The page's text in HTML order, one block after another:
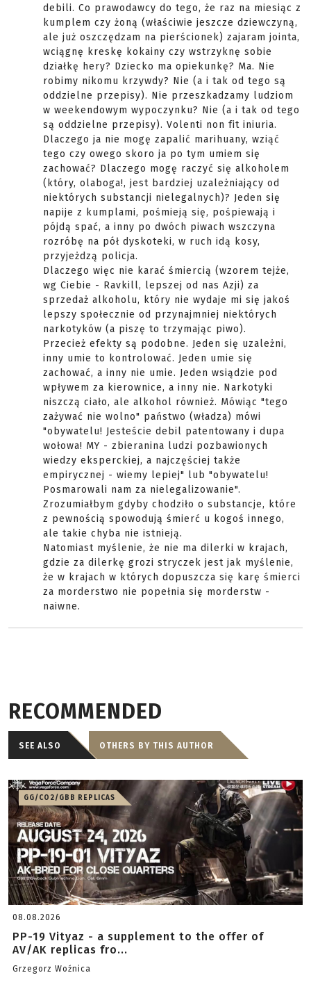
debili. Co prawodawcy do tego, że raz na miesiąc z
kumplem czy żoną (właściwie jeszcze dziewczyną,
ale już oszczędzam na pierścionek) zajaram jointa,
wciągnę kreskę kokainy czy wstrzyknę sobie
działkę hery? Dziecko ma opiekunkę? Ma. Nie
robimy nikomu krzywdy? Nie (a i tak od tego są
oddzielne przepisy). Nie przeszkadzamy ludziom
w weekendowym wypoczynku? Nie (a i tak od tego
są oddzielne przepisy). Volenti non fit iniuria.
Dlaczego ja nie mogę zapalić marihuany, wziąć
tego czy owego skoro ja po tym umiem się
zachować? Dlaczego mogę raczyć się alkoholem
(który, olaboga!, jest bardziej uzależniający od
niektórych substancji nielegalnych)? Jeden się
napije z kumplami, pośmieją się, pośpiewają i
pójdą spać, a inny po dwóch piwach wszczyna
rozróbę na pół dyskoteki, w ruch idą kosy,
przyjeżdzą policja.
Dlaczego więc nie karać śmiercią (wzorem tejże,
wg Ciebie - Ravkill, lepszej od nas Azji) za
sprzedaż alkoholu, który nie wydaje mi się jakoś
lepszy społecznie od przynajmniej niektórych
narkotyków (a piszę to trzymając piwo).
Przecież efekty są podobne. Jeden się uzależni,
inny umie to kontrolować. Jeden umie się
zachować, a inny nie umie. Jeden wsiądzie pod
wpływem za kierownice, a inny nie. Narkotyki
niszczą ciało, ale alkohol również. Mówiąc "tego
zażywać nie wolno" państwo (władza) mówi
"obywatelu! Jesteście debil patentowany i dupa
wołowa! MY - zbieranina ludzi pozbawionych
wiedzy eksperckiej, a najczęściej także
empirycznej - wiemy lepiej" lub "obywatelu!
Posmarowali nam za nielegalizowanie".
Zrozumiałbym gdyby chodziło o substancje, które
z pewnością spowodują śmierć u kogoś innego,
ale takie chyba nie istnieją.
Natomiast myślenie, że nie ma dilerki w krajach,
gdzie za dilerkę grozi stryczek jest jak myślenie,
że w krajach w których dopuszcza się karę śmierci
za morderstwo nie popełnia się morderstw -
naiwne.
RECOMMENDED
SEE ALSO OTHERS BY THIS AUTHOR
GG/CO2/GBB REPLICAS
08.08.2026
PP-19 Vityaz - a supplement to the offer of
AV/AK replicas fro...
Grzegorz Woźnica